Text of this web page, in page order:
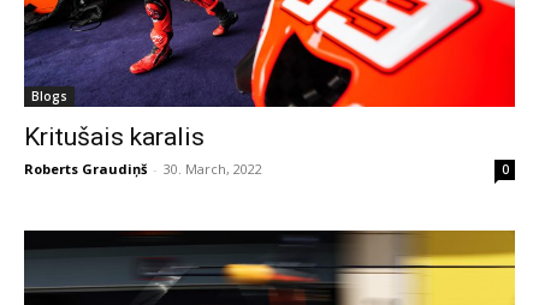
Blogs
Kritušais karalis
Roberts Graudiņš - 30. March, 2022 0